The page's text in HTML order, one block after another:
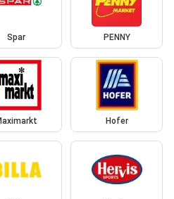
Spar PENNY
Hofer